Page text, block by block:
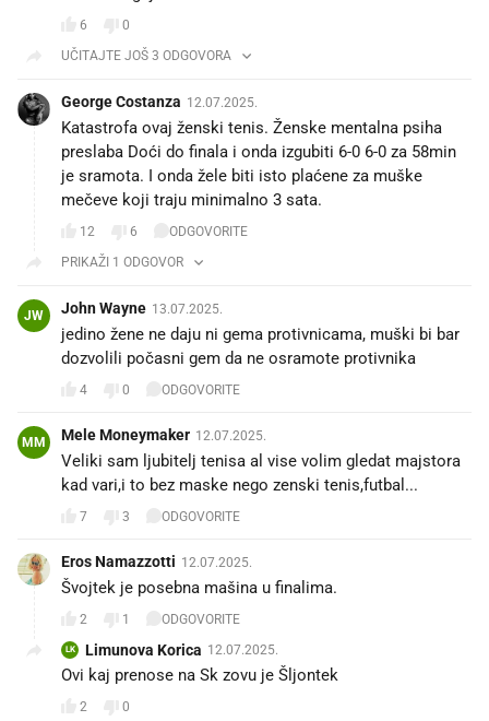
6
0
UČITAJTE JOŠ 3 ODGOVORA
George Costanza 12.07.2025.
Katastrofa ovaj ženski tenis. Ženske mentalna psiha
preslaba Doći do finala i onda izgubiti 6-0 6-0 za 58min
je sramota. I onda žele biti isto plaćene za muške
mečeve koji traju minimalno 3 sata.
12 6
ODGOVORITE
PRIKAŽI 1 ODGOVOR
JW John Wayne 13.07.2025.
jedino žene ne daju ni gema protivnicama, muški bi bar
dozvolili počasni gem da ne osramote protivnika
4 0 ODGOVORITE
MM Mele Moneymaker 12.07.2025.
Veliki sam ljubitelj tenisa al vise volim gledat majstora
kad vari,i to bez maske nego zenski tenis,futbal...
7 3 ODGOVORITE
Eros Namazzotti 12.07.2025.
Švojtek je posebna mašina u finalima.
2 1 ODGOVORITE
LK Limunova Korica 12.07.2025.
Ovi kaj prenose na Sk zovu je Šljontek 😁
2
0